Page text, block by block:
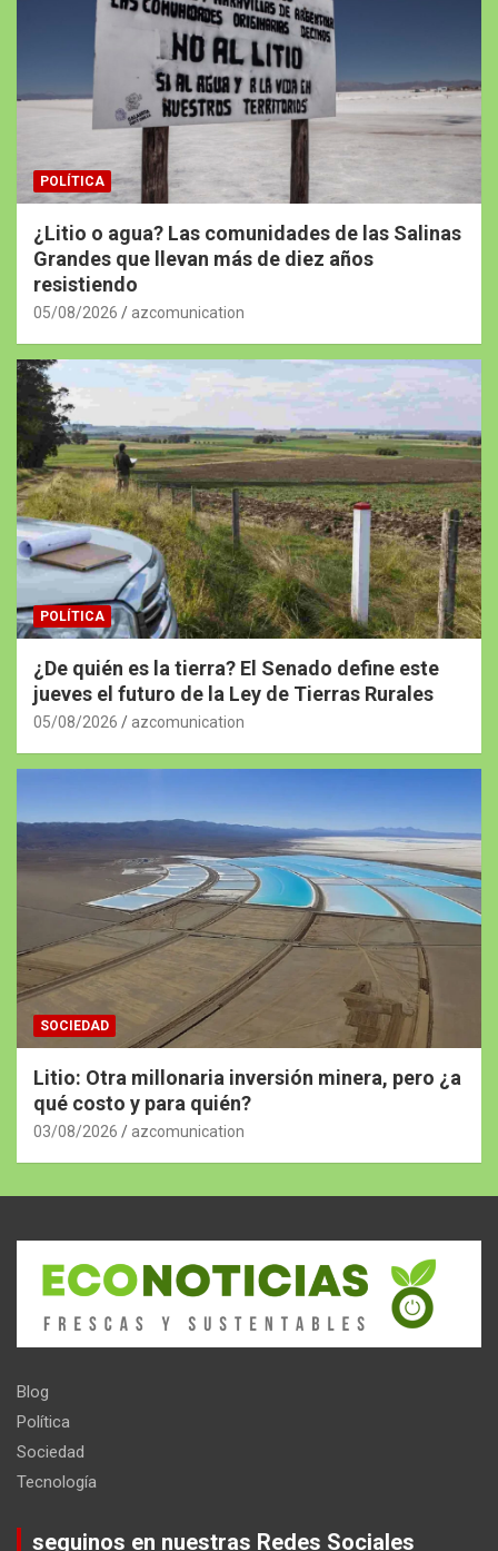
POLÍTICA
¿Litio o agua? Las comunidades de las Salinas
Grandes que llevan más de diez años
resistiendo
05/08/2026 azcomunication
POLÍTICA
¿De quién es la tierra? El Senado define este
jueves el futuro de la Ley de Tierras Rurales
05/08/2026 azcomunication
SOCIEDAD
Litio: Otra millonaria inversión minera, pero ¿a
qué costo y para quién?
03/08/2026 azcomunication
Blog
Política
Sociedad
Tecnología
seguinos en nuestras Redes Sociales